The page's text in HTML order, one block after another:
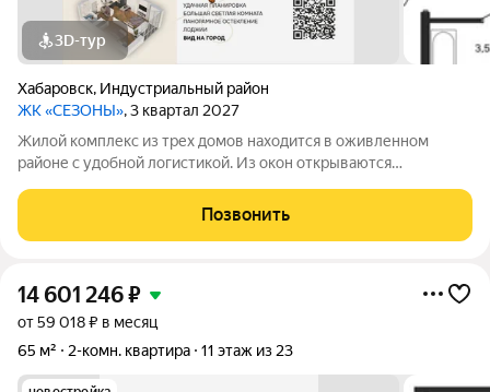
3D-тур
Хабаровск, Индустриальный район
ЖК «СЕЗОНЫ», 3 квартал 2027
Жилой комплекс из трех домов находится в оживленном
районе с удобной логистикой. Из окон открываются
районе уже есть все, что обеспечивает комфорт и помогает
жить с удовольствием. При этом, нам
Позвонить
14 601 246₽
от 59 018 ₽ в месяц
65 м²
2-комн. квартира 11 этаж из 23